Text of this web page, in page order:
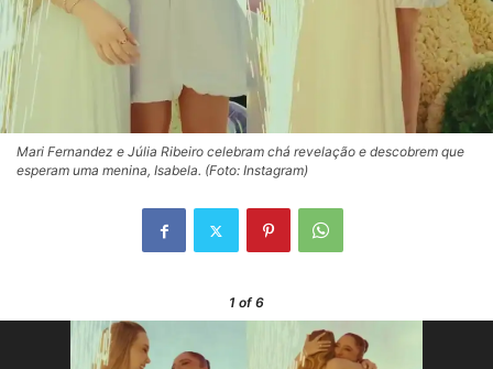
Mari Fernandez e Júlia Ribeiro celebram chá revelação e descobrem que
esperam uma menina, Isabela. (Foto: Instagram)
1 of 6